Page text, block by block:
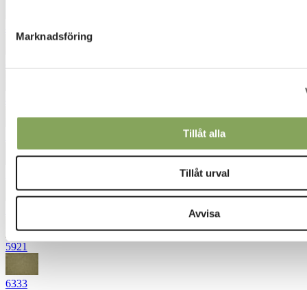
Marknadsföring
Tillåt alla
Tillåt urval
Avvisa
5921
6333